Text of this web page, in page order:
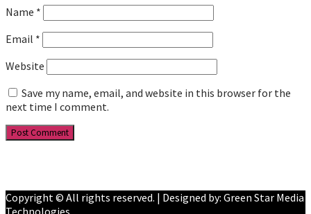
Name *
Email *
Website
Save my name, email, and website in this browser for the
next time I comment.
Copyright © All rights reserved. | Designed by: Green Star Media